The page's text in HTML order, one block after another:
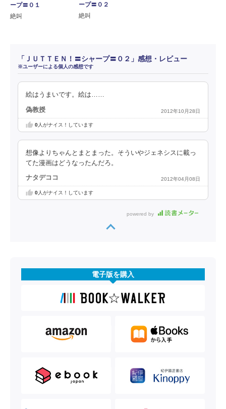
ープ〓０１
絶叫
ープ〓０２
絶叫
「ＪＵＴＴＥＮ！〓シャープ〓０２」感想・レビュー
※ユーザーによる個人の感想です
絵はうまいです。絵は……
偽教授 2012年10月28日
0人がナイス！しています
想像よりちゃんとまとまった。そういやジェネシスに載っ
てた漫画はどうなったんだろ。
ナタデココ 2012年04月08日
0人がナイス！しています
powered by
電子版を購入